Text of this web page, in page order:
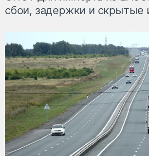
сбои, задержки и скрытые